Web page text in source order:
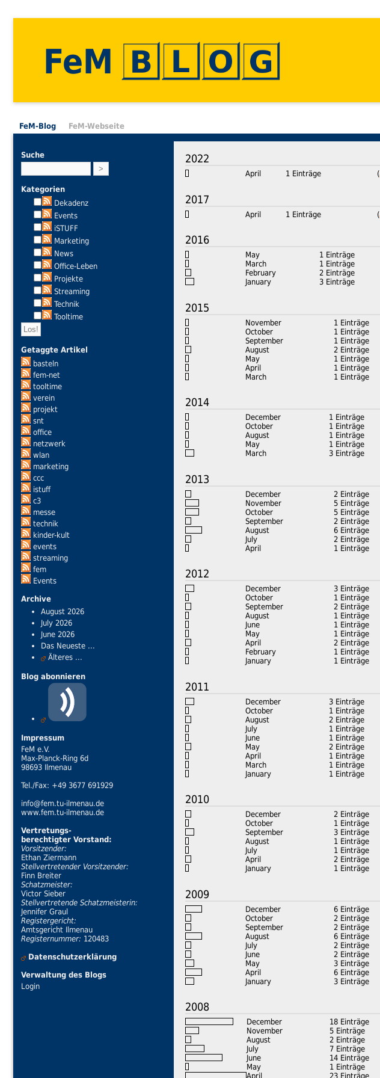
FeM
FeM-Blog FeM-Webseite
Suche
Kategorien
Dekadenz
Events
iSTUFF
Marketing
News
Office-Leben
Projekte
Streaming
Technik
Tooltime
Getaggte Artikel
basteln
fem-net
tooltime
verein
projekt
snt
office
netzwerk
wlan
marketing
ccc
istuff
c3
messe
technik
kinder-kult
events
streaming
fem
Events
Archive
August 2026
July 2026
June 2026
Das Neueste ...
Älteres ...
Blog abonnieren
Impressum
FeM e.V.
Max-Planck-Ring 6d
98693 Ilmenau
Tel./Fax: +49 3677 691929
info@fem.tu-ilmenau.de
www.fem.tu-ilmenau.de
Vertretungs-
berechtigter Vorstand:
Vorsitzender:
Ethan Ziermann
Stellvertretender Vorsitzender:
Finn Breiter
Schatzmeister:
Victor Sieber
Stellvertretende Schatzmeisterin:
Jennifer Graul
Registergericht:
Amtsgericht Ilmenau
Registernummer: 120483
Datenschutzerklärung
Verwaltung des Blogs
Login
2022
April 1 Einträge (
2017
April 1 Einträge (
2016
May 1 Einträge
March
1 Einträge
February
2 Einträge
January
3 Einträge
2015
November 1 Einträge
October
1 Einträge
September
1 Einträge
August
2 Einträge
May
1 Einträge
April
1 Einträge
March
1 Einträge
2014
December 1 Einträge
October
1 Einträge
August
1 Einträge
May
1 Einträge
March
3 Einträge
2013
December 2 Einträge
November
5 Einträge
October
5 Einträge
September
2 Einträge
August
6 Einträge
July
2 Einträge
April
1 Einträge
2012
December 3 Einträge
October
1 Einträge
September
2 Einträge
August
1 Einträge
June
1 Einträge
May
1 Einträge
April
2 Einträge
February
1 Einträge
January
1 Einträge
2011
December 3 Einträge
October
1 Einträge
August
2 Einträge
July
1 Einträge
June
1 Einträge
May
2 Einträge
April
1 Einträge
March
1 Einträge
January
1 Einträge
2010
December 2 Einträge
October
1 Einträge
September
3 Einträge
August
1 Einträge
July
1 Einträge
April
2 Einträge
January
1 Einträge
2009
December 6 Einträge
October
2 Einträge
September
2 Einträge
August
6 Einträge
July
2 Einträge
June
2 Einträge
May
3 Einträge
April
6 Einträge
January
3 Einträge
2008
December 18 Einträge
November
5 Einträge
August
2 Einträge
July
7 Einträge
June
14 Einträge
May
1 Einträge
April
23 Einträge